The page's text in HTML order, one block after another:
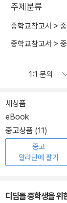
주제분류
중학교참고서 >
중학교참고서 >
새상품
eBook
중고상품 (11)
중고
알라딘에 팔기
디딤돌 중학생을